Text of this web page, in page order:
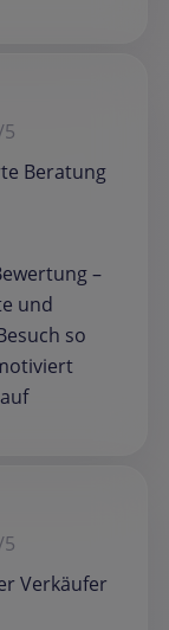
Beratung
–
und
so
Verkäufer